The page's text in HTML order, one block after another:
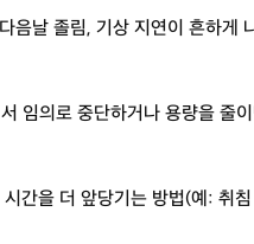
음날 졸림, 기상 지연이 흔하
임의로 중단하거나 용량을 줄
간을 더 앞당기는 방법(예: 취